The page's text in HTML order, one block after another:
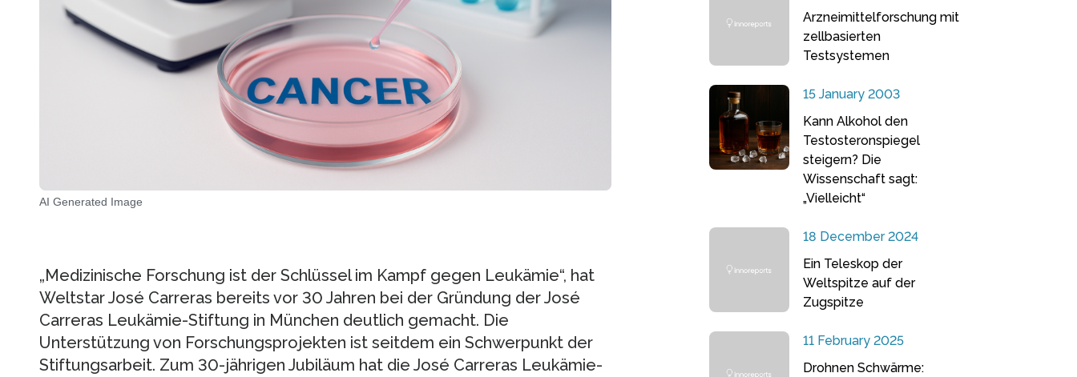
AI Generated Image
„Medizinische Forschung ist der Schlüssel im Kampf gegen Leukämie“, hat
Weltstar José Carreras bereits vor 30 Jahren bei der Gründung der José
Carreras Leukämie-Stiftung in München deutlich gemacht. Die
Unterstützung von Forschungsprojekten ist seitdem ein Schwerpunkt der
Stiftungsarbeit. Zum 30-jährigen Jubiläum hat die José Carreras Leukämie-
Arzneimittelforschung mit
zellbasierten
Testsystemen
15 January 2003
Kann Alkohol den
Testosteronspiegel
steigern? Die
Wissenschaft sagt:
„Vielleicht“
18 December 2024
Ein Teleskop der
Weltspitze auf der
Zugspitze
11 February 2025
Drohnen Schwärme: